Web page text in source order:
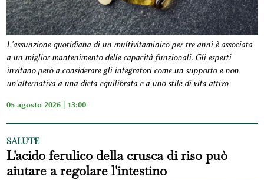
L'assunzione quotidiana di un multivitaminico per tre anni è associata
a un miglior mantenimento delle capacità funzionali. Gli esperti
invitano però a considerare gli integratori come un supporto e non
un'alternativa a una dieta equilibrata e a uno stile di vita attivo
05 agosto 2026 | 13:00
SALUTE
L'acido ferulico della crusca di riso può
aiutare a regolare l'intestino